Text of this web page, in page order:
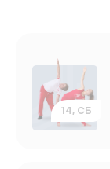
14, СБ